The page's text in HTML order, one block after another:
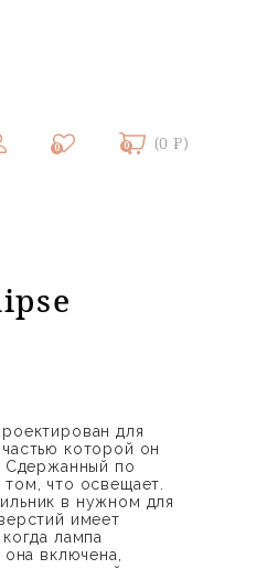
0 0 (0 ₽)
для
которой он
Сдержанный по
что освещает.
в нужном для
имеет
лампа
включена,